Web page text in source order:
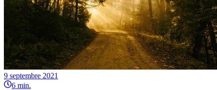
9 septembre 2021
6 min.